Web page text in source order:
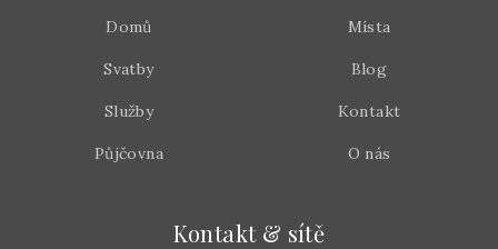
Domů
Svatby
Služby
Půjčovna
Místa
Blog
Kontakt
O nás
Kontakt & sítě